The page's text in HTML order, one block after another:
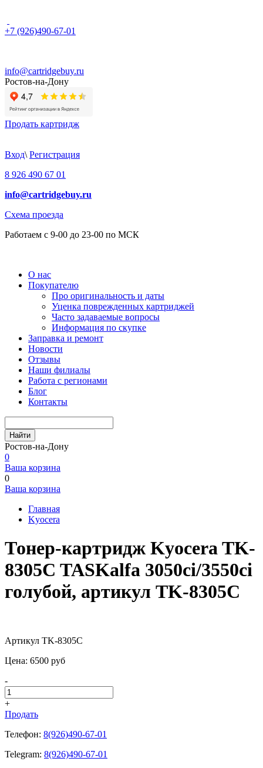
+7 (926)490-67-01
info@cartridgebuy.ru
Ростов-на-Дону
Продать картридж
Вход\ Регистрация
8 926 490 67 01
info@cartridgebuy.ru
Схема проезда
Работаем с 9-00 до 23-00 по МСК
О нас
Покупателю
Про оригинальность и даты
Уценка поврежденных картриджей
Часто задаваемые вопросы
Информация по скупке
Заправка и ремонт
Новости
Отзывы
Наши филиалы
Работа с регионами
Блог
Контакты
Найти
Ростов-на-Дону
0
Ваша корзина
0
Ваша корзина
Главная
Kyocera
Тонер-картридж Kyocera TK-
8305C TASKalfa 3050ci/3550ci
голубой, артикул TK-8305C
Артикул TK-8305C
Цена: 6500 pуб
-
+
Продать
Телефон: 8(926)490-67-01
Telegram: 8(926)490-67-01